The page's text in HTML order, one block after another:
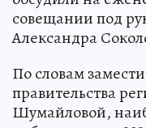
совещании под
Александра
По словам
правительства
Шумайловой,